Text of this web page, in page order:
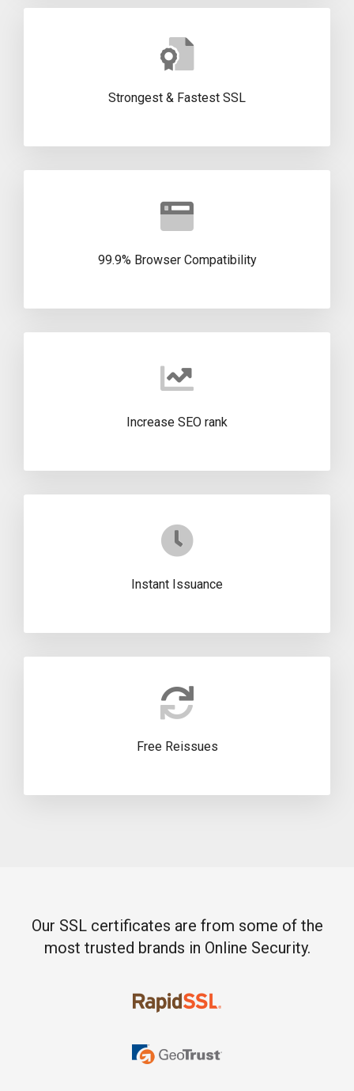
Strongest & Fastest SSL
99.9% Browser Compatibility
Increase SEO rank
Instant Issuance
Free Reissues
Our SSL certificates are from some of the
most trusted brands in Online Security.